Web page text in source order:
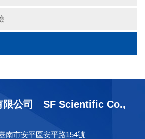
限公司 SF Scientific Co.,
南市安平區安平路154號